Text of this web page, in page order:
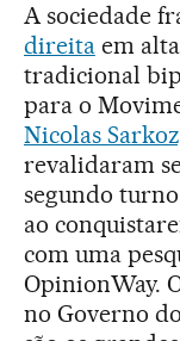
A sociedade
direitaem
tradicional
para o
Nicolas
revalidaram
segundo
ao
com uma
OpinionWay.
no Governo